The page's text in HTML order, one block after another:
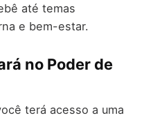
até temas
e bem-estar.
no Poder de
terá acesso a uma